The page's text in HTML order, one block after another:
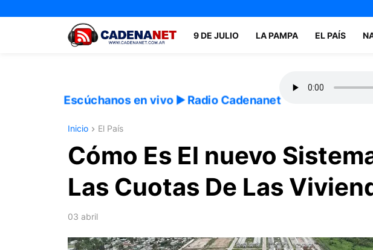
9 DE JULIO LA PAMPA EL PAÍS
Escúchanos en vivo ▶️ Radio Cadenanet
Inicio El País
Cómo Es El nuevo
Las Cuotas De Las
03 abril